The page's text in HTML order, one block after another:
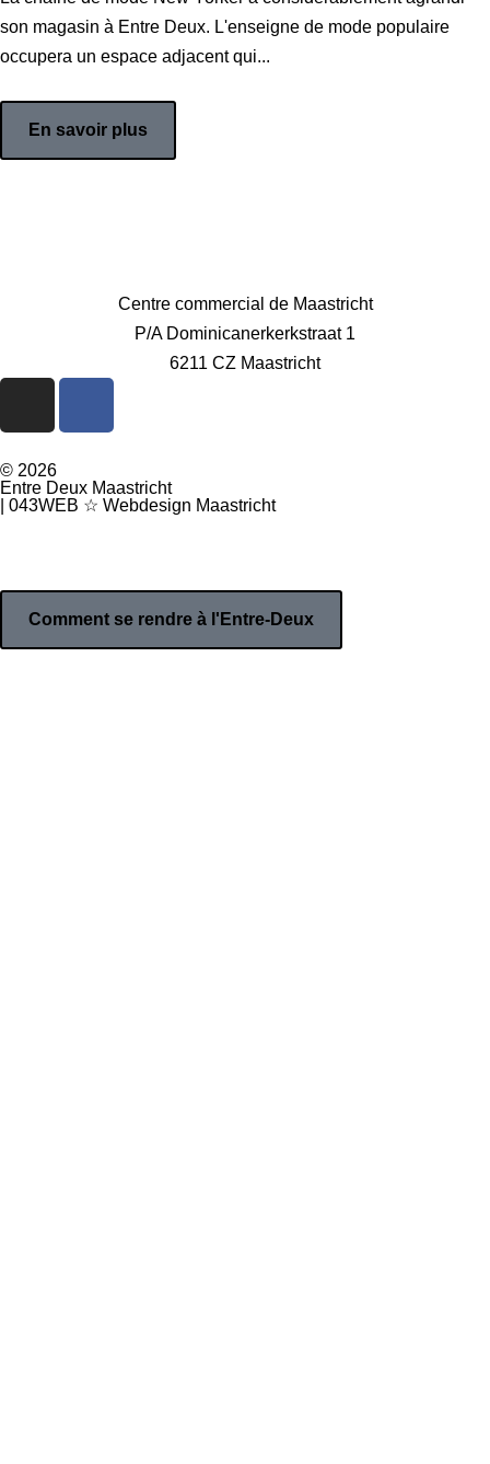
son magasin à Entre Deux. L'enseigne de mode populaire
occupera un espace adjacent qui...
En savoir plus
Centre commercial de Maastricht
P/A Dominicanerkerkstraat 1
6211 CZ Maastricht
© 2026
Entre Deux Maastricht
| 043WEB ☆ Webdesign Maastricht
Comment se rendre à l'Entre-Deux